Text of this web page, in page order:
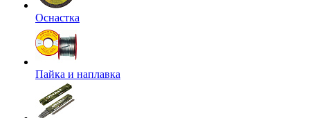
Оснастка
Пайка и наплавка